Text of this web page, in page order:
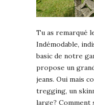
Tu as remarqué
Indémodable,
basic de notre
propose un
jeans. Oui mais
tregging, un
large? Comment